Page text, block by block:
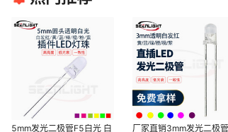
5mm发光二极管F5白光 白
厂家直销3mm发光二极管